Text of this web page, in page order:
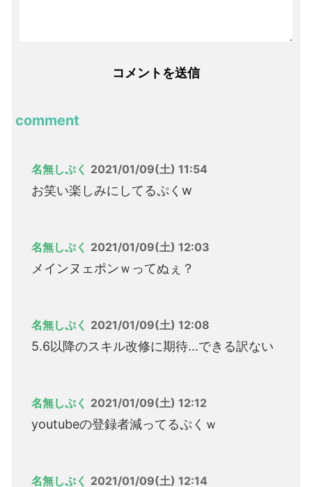
comment
名無しぷく 2021/01/09(土) 11:54
お笑い楽しみにしてるぷくw
名無しぷく 2021/01/09(土) 12:03
メインヌェポンｗってぬぇ？
名無しぷく 2021/01/09(土) 12:08
5.6以降のスキル改修に期待…できる訳ない
名無しぷく 2021/01/09(土) 12:12
youtubeの登録者減ってるぷくｗ
名無しぷく 2021/01/09(土) 12:14